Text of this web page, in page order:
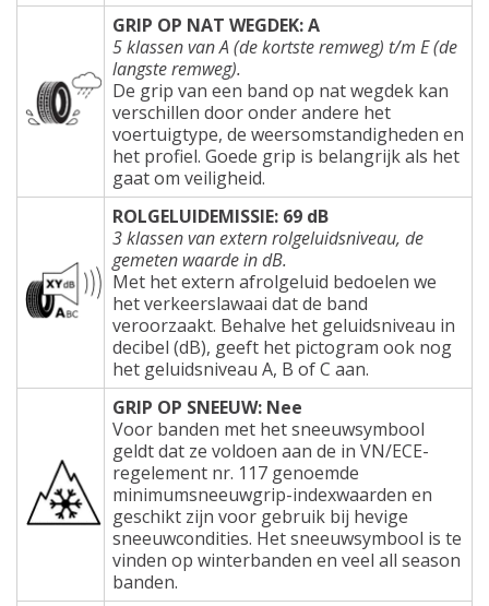
GRIP OP NAT WEGDEK: A
5 klassen van A (de kortste remweg) t/m E (de
langste remweg).
De grip van een band op nat wegdek kan
verschillen door onder andere het
voertuigtype, de weersomstandigheden en
het profiel. Goede grip is belangrijk als het
gaat om veiligheid.
ROLGELUIDEMISSIE: 69 dB
3 klassen van extern rolgeluidsniveau, de
gemeten waarde in dB.
Met het extern afrolgeluid bedoelen we
het verkeerslawaai dat de band
veroorzaakt. Behalve het geluidsniveau in
decibel (dB), geeft het pictogram ook nog
het geluidsniveau A, B of C aan.
GRIP OP SNEEUW: Nee
Voor banden met het sneeuwsymbool
geldt dat ze voldoen aan de in VN/ECE-
regelement nr. 117 genoemde
minimumsneeuwgrip-indexwaarden en
geschikt zijn voor gebruik bij hevige
sneeuwcondities. Het sneeuwsymbool is te
vinden op winterbanden en veel all season
banden.